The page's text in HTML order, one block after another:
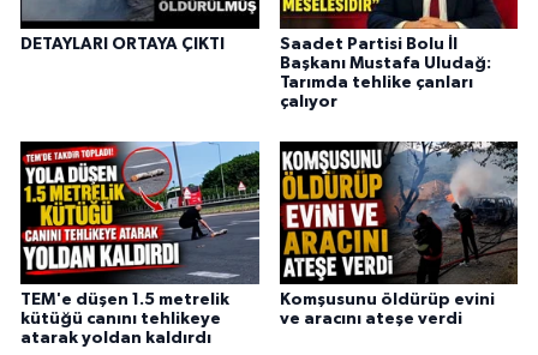
DETAYLARI ORTAYA ÇIKTI
Saadet Partisi Bolu İl
Başkanı Mustafa Uludağ:
Tarımda tehlike çanları
çalıyor
TEM'e düşen 1.5 metrelik
kütüğü canını tehlikeye
atarak yoldan kaldırdı
Komşusunu öldürüp evini
ve aracını ateşe verdi